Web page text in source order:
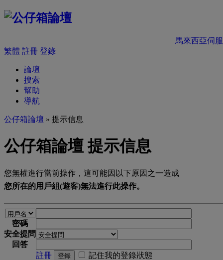
馬來西亞伺
繁體 註冊 登錄
論壇
搜索
幫助
導航
公仔箱論壇 » 提示信息
公仔箱論壇 提示信息
您無權進行當前操作，這可能因以下原因之一造成
您所在的用戶組(遊客)無法進行此操作。
密碼
安全提問
回答
註冊
登錄
記住我的登錄狀態